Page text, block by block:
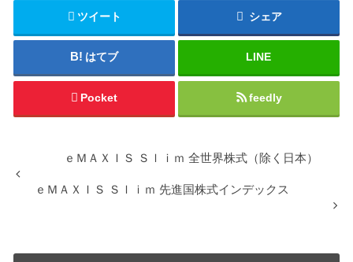
ツイート シェア
はてブ LINE
Pocket feedly
ｅＭＡＸＩＳ Ｓｌｉｍ 全世界株式（除く日本）
ｅＭＡＸＩＳ Ｓｌｉｍ 先進国株式インデックス